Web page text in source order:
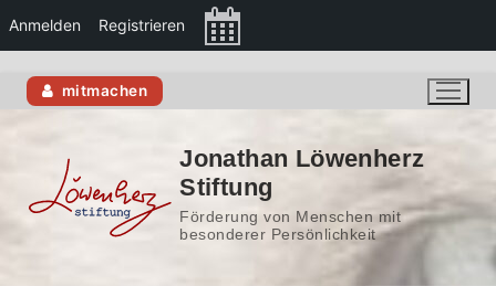
Anmelden Registrieren
Zum
Inhalt
mitmachen
Jonathan Löwenherz
Stiftung
Förderung von Menschen mit
besonderer Persönlichkeit